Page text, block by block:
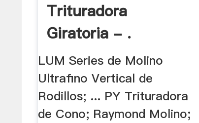
Trituradora
Giratoria - .
LUM Series de Molino
Ultrafino Vertical de
Rodillos; ... PY Trituradora
de Cono; Raymond Molino;